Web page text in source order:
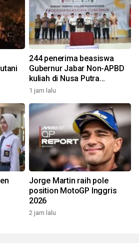
244 penerima beasiswa
Gubernur Jabar Non-APBD
kuliah di Nusa Putra
University
1 jam lalu
Jorge Martin raih pole
position MotoGP Inggris
2026
2 jam lalu